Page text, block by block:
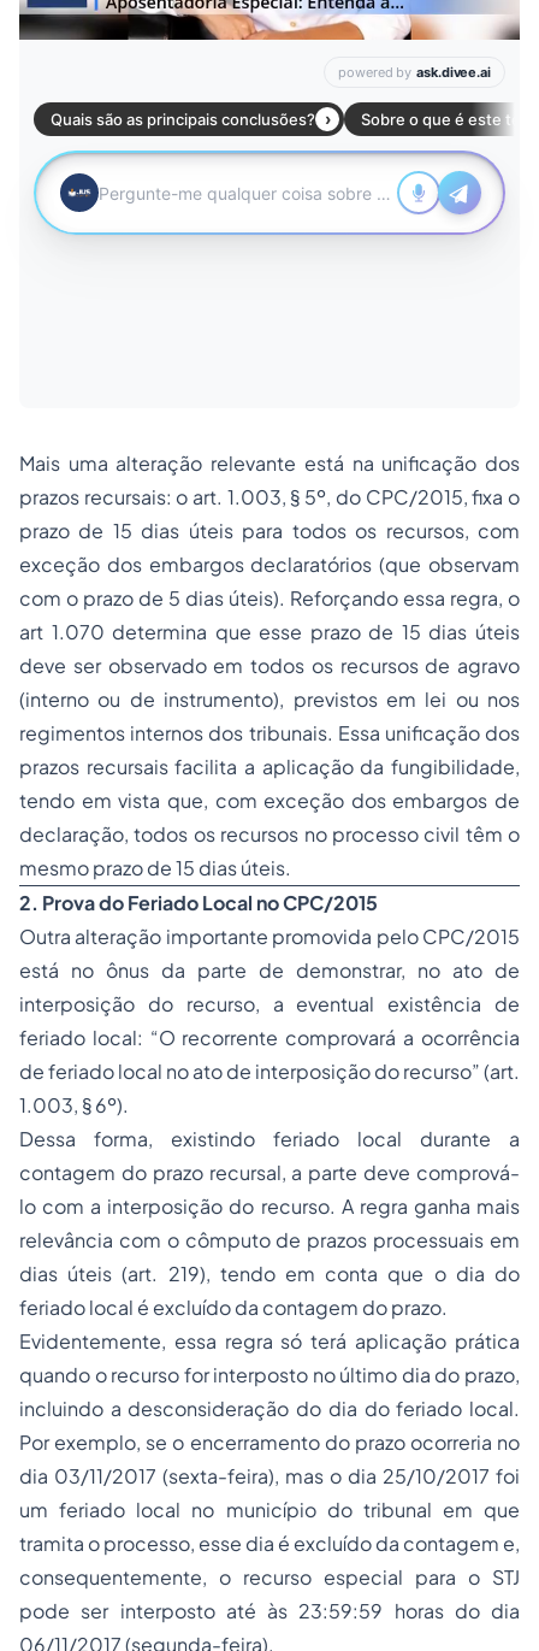
Mais uma alteração relevante está na unificação dos
prazos recursais: o art. 1.003, § 5º, do CPC/2015, fixa o
prazo de 15 dias úteis para todos os recursos, com
exceção dos embargos declaratórios (que observam
com o prazo de 5 dias úteis). Reforçando essa regra, o
art 1.070 determina que esse prazo de 15 dias úteis
deve ser observado em todos os recursos de agravo
(interno ou de instrumento), previstos em lei ou nos
regimentos internos dos tribunais. Essa unificação dos
prazos recursais facilita a aplicação da fungibilidade,
tendo em vista que, com exceção dos embargos de
declaração, todos os recursos no processo civil têm o
mesmo prazo de 15 dias úteis.
2. Prova do Feriado Local no CPC/2015
Outra alteração importante promovida pelo CPC/2015
está no ônus da parte de demonstrar, no ato de
interposição do recurso, a eventual existência de
feriado local: “O recorrente comprovará a ocorrência
de feriado local no ato de interposição do recurso” (art.
1.003, § 6º).
Dessa forma, existindo feriado local durante a
contagem do prazo recursal, a parte deve comprová-
lo com a interposição do recurso. A regra ganha mais
relevância com o cômputo de prazos processuais em
dias úteis (art. 219), tendo em conta que o dia do
feriado local é excluído da contagem do prazo.
Evidentemente, essa regra só terá aplicação prática
quando o recurso for interposto no último dia do prazo,
incluindo a desconsideração do dia do feriado local.
Por exemplo, se o encerramento do prazo ocorreria no
dia 03/11/2017 (sexta-feira), mas o dia 25/10/2017 foi
um feriado local no município do tribunal em que
tramita o processo, esse dia é excluído da contagem e,
consequentemente, o recurso especial para o STJ
pode ser interposto até às 23:59:59 horas do dia
06/11/2017 (segunda-feira).